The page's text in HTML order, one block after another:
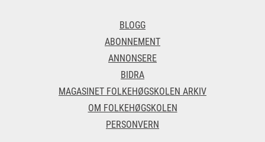
BLOGG
ABONNEMENT
ANNONSERE
BIDRA
MAGASINET FOLKEHØGSKOLEN ARKIV
OM FOLKEHØGSKOLEN
PERSONVERN